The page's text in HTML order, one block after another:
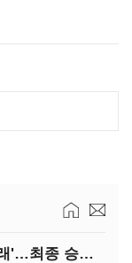
호남은 '김민석' 서울·경기는 '정청래'…최종 승자는 '안갯속'